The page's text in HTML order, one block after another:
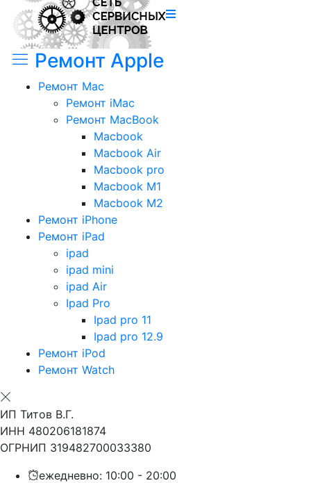
Ремонт Apple
Ремонт Mac
Ремонт iMac
Ремонт MacBook
Macbook
Macbook Air
Macbook pro
Macbook M1
Macbook M2
Ремонт iPhone
Ремонт iPad
ipad
ipad mini
ipad Air
Ipad Pro
Ipad pro 11
Ipad pro 12.9
Ремонт iPod
Ремонт Watch
ИП Титов В.Г.
ИНН 480206181874
ОГРНИП 319482700033380
ежедневно: 10:00 - 20:00